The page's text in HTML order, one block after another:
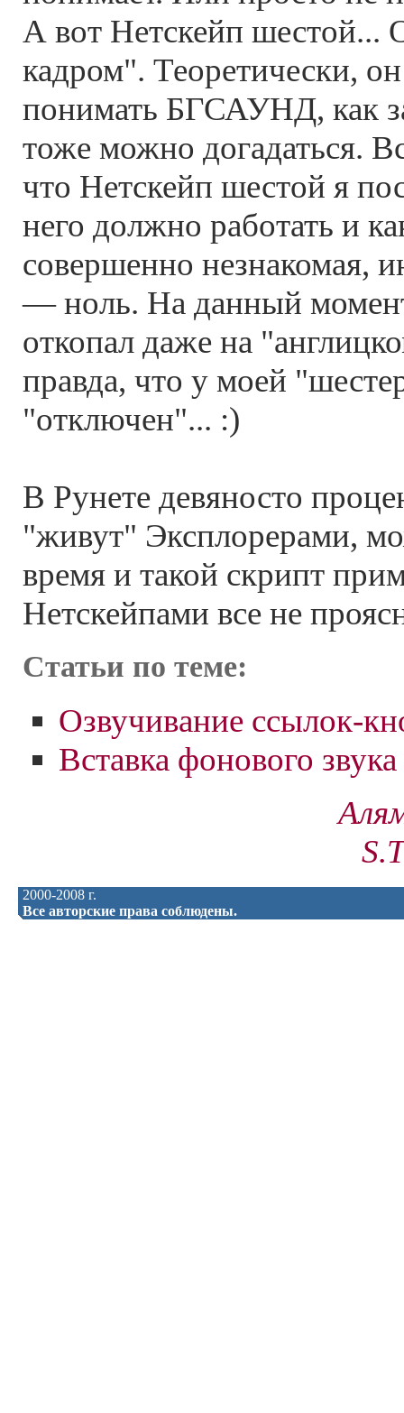
А вот Нетскейп шестой...
кадром". Теоретически,
понимать БГСАУНД, как
тоже можно догадаться.
что Нетскейп шестой я
него должно работать и
совершенно незнакомая,
— ноль. На данный
откопал даже на
правда, что у моей
"отключен"... :)
В Рунете девяносто
"живут" Эксплорерами,
время и такой скрипт
Нетскейпами все не
Статьи по теме:
Озвучивание ссылок-
Вставка фонового
2000-2008 г.
Все авторские права соблюдены.